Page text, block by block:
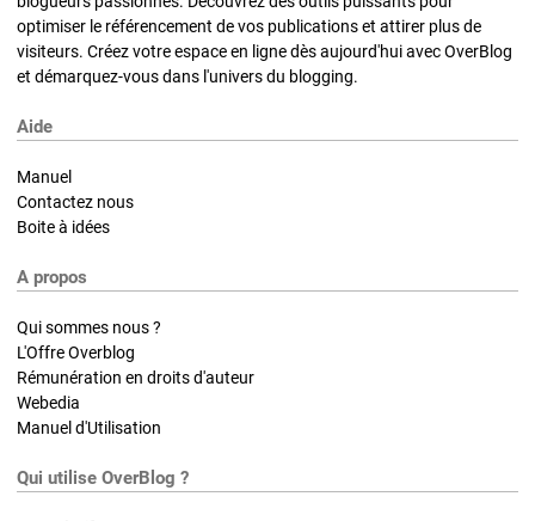
optimiser le référencement de vos publications et attirer plus de
visiteurs. Créez votre espace en ligne dès aujourd'hui avec OverBlog
et démarquez-vous dans l'univers du blogging.
Aide
Manuel
Contactez nous
Boite à idées
A propos
Qui sommes nous ?
L'Offre Overblog
Rémunération en droits d'auteur
Webedia
Manuel d'Utilisation
Qui utilise OverBlog ?